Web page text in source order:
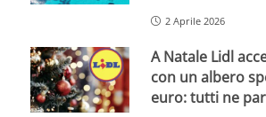
2 Aprile 2026
A Natale Lidl
con un albero
euro: tutti ne